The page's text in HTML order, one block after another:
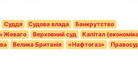
Суддя Судова влада
Банкрутство
Жеваго Верховний суд
Капітал
Велика Британія «Нафтогаз»